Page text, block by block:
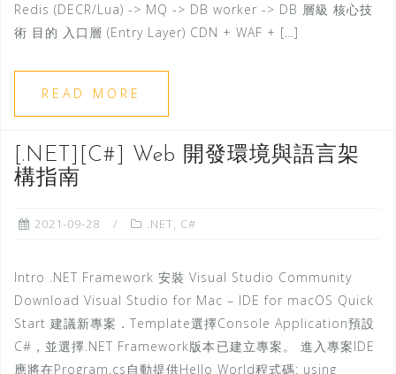
Redis (DECR/Lua) -> MQ -> DB worker -> DB 層級 核心技
術 目的 入口層 (Entry Layer) CDN + WAF + […]
READ MORE
[.NET][C#] Web 開發環境與語言架
構指南
2021-09-28 .NET, C#
Intro .NET Framework 安裝 Visual Studio Community
Download Visual Studio for Mac – IDE for macOS Quick
Start 建議新專案．Template選擇Console Application預設
C#，並選擇.NET Framework版本已建立專案。 進入專案IDE
應將在Program.cs自動提供Hello World程式碼: using